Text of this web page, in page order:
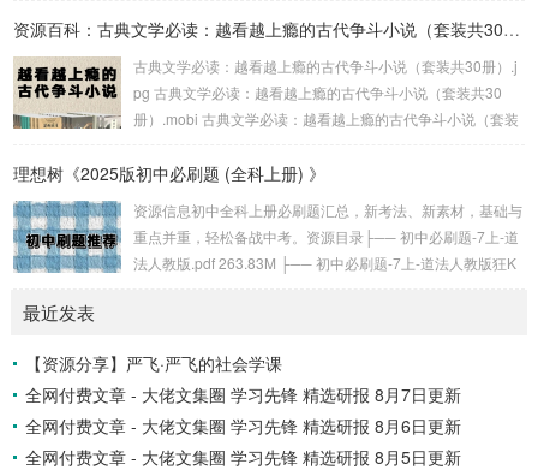
大版本已经停更很久了，现在还在小版本更新，基本只有一些
的最新版。不过就算阅读App停更，现在依然有大佬维护规
则，而今天分享的两个书源网站就是收集了众多书源规则的书
源仓库。Yiove书源仓库第一个是Yiove书源...
资源百科：古典文学必读：越看越上瘾的古代争斗小说（套装共30册）
古典文学必读：越看越上瘾的古代争斗小说（套装共30册）.j
pg 古典文学必读：越看越上瘾的古代争斗小说（套装共30
册）.mobi 古典文学必读：越看越上瘾的古代争斗小说（套装
（套装共30册）链接：https://pan.quark.cn/s/2b38240b29e
理想树《2025版初中必刷题 (全科上册) 》
资源信息初中全科上册必刷题汇总，新考法、新素材，基础与
重点并重，轻松备战中考。资源目录├── 初中必刷题-7上-道
法人教版.pdf 263.83M ├── 初中必刷题-7上-道法人教版狂K
最近发表
【资源分享】严飞·严飞的社会学课
全网付费文章 - 大佬文集圈 学习先锋 精选研报 8月7日更新
全网付费文章 - 大佬文集圈 学习先锋 精选研报 8月6日更新
全网付费文章 - 大佬文集圈 学习先锋 精选研报 8月5日更新